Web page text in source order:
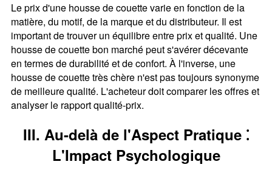
Le prix d'une housse de couette varie en fonction de la
matière, du motif, de la marque et du distributeur. Il est
important de trouver un équilibre entre prix et qualité. Une
housse de couette bon marché peut s'avérer décevante
en termes de durabilité et de confort. À l'inverse, une
housse de couette très chère n'est pas toujours synonyme
de meilleure qualité. L'acheteur doit comparer les offres et
analyser le rapport qualité-prix.
III. Au-delà de l'Aspect Pratique ⁚
L'Impact Psychologique